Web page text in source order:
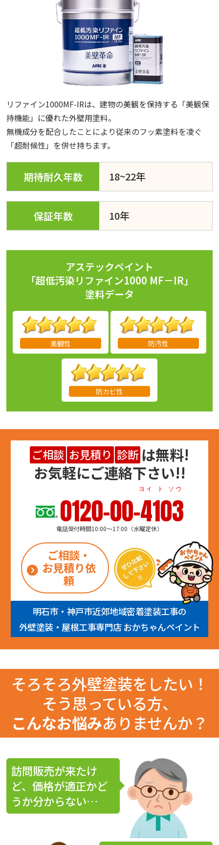
リファイン1000MF-IRは、建物の美観を保持する「美観保
持機能」に優れた外壁用塗料。
無機成分を配合したことにより従来のフッ素塗料を凌ぐ
「超耐候性」を併せ持ちます。
期待耐久年数 18~22年
保証年数 10年
アステックペイント
「超低汚染リファイン1000 MF－IR」
塗料データ
美観性 防汚性
防カビ性
ご相談 お見積り 診断 は無料!
お気軽にご連絡下さい!!
0120-00-4103
ヨイ ト ソウ
電話受付時間10:00～17:00（水曜定休）
ご相談・
お見積り依
頼
明石市・神戸市近郊地域密着塗装工事の
外壁塗装・屋根工事専門店 おかちゃんペイント
そろそろ外壁塗装をしたい！
そう思っている方、
こんなお悩みありませんか？
訪問販売が来たけ
ど、価格が適正かど
うか分からない…